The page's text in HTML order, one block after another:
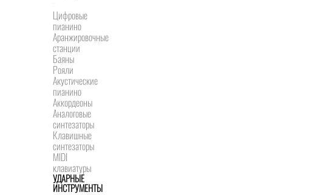
Цифровые
пианино
Аранжировочные
станции
Баяны
Рояли
Акустические
пианино
Аккордеоны
Аналоговые
синтезаторы
Клавишные
синтезаторы
MIDI
клавиатуры
УДАРНЫЕ
ИНСТРУМЕНТЫ